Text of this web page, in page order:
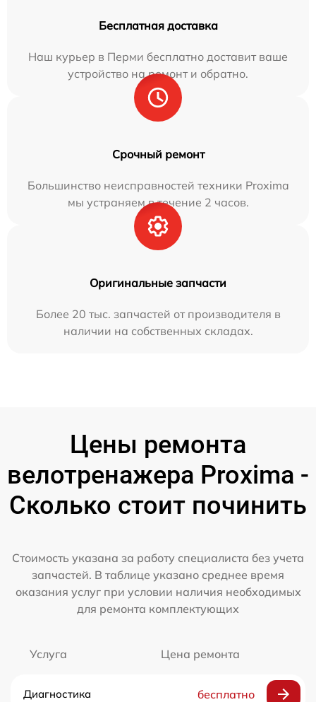
Бесплатная доставка
Наш курьер в Перми бесплатно доставит ваше
устройство на ремонт и обратно.
Срочный ремонт
Большинство неисправностей техники Proxima
мы устраняем в течение 2 часов.
Оригинальные запчасти
Более 20 тыс. запчастей от производителя в
наличии на собственных складах.
Цены ремонта
велотренажера Proxima -
Сколько стоит починить
Стоимость указана за работу специалиста без учета
запчастей. В таблице указано среднее время
оказания услуг при условии наличия необходимых
для ремонта комплектующих
Услуга Цена ремонта
Диагностика бесплатно